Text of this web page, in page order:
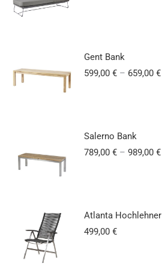
Gent Bank
599,00 € – 659,00 €
Salerno Bank
789,00 € – 989,00 €
Atlanta Hochlehner
499,00 €